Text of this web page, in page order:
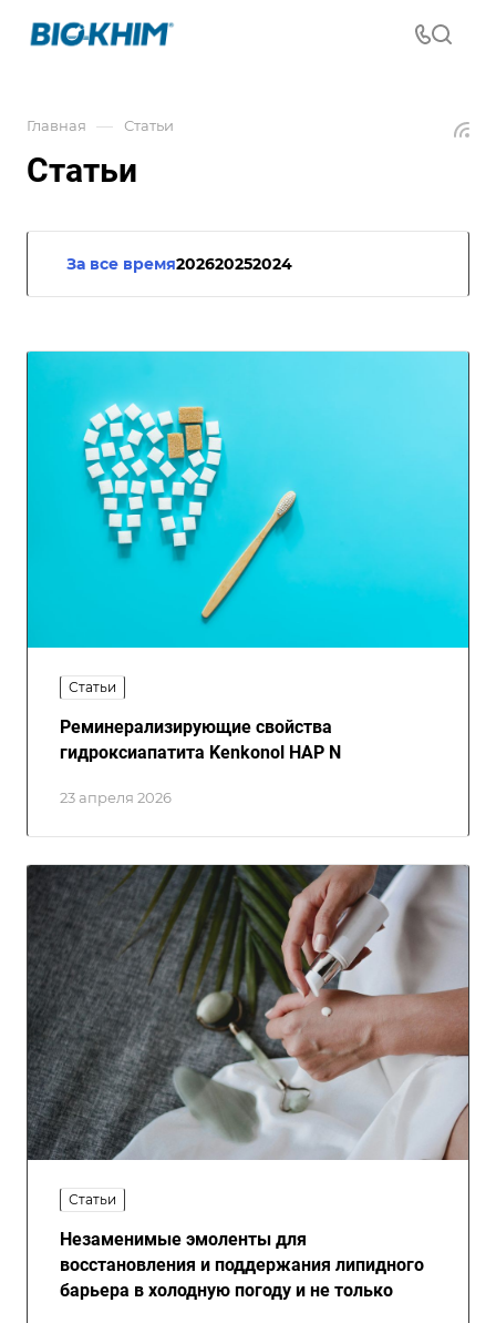
Главная — Статьи
Статьи
За все время202620252024
Статьи
23 апреля 2026
Реминерализирующие свойства
гидроксиапатита Kenkonol HAP N
Статьи
Незаменимые эмоленты для
восстановления и поддержания липидного
барьера в холодную погоду и не только